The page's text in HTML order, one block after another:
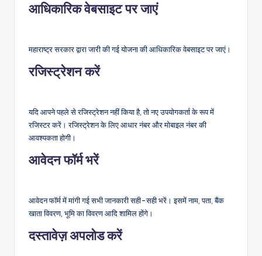
आधिकारिक वेबसाइट पर जाएं
महाराष्ट्र सरकार द्वारा जारी की गई योजना की आधिकारिक वेबसाइट पर जाएं।
रजिस्ट्रेशन करें
यदि आपने पहले से रजिस्ट्रेशन नहीं किया है, तो नए उपयोगकर्ता के रूप में
रजिस्टर करें। रजिस्ट्रेशन के लिए आधार नंबर और मोबाइल नंबर की
आवश्यकता होगी।
आवेदन फॉर्म भरें
आवेदन फॉर्म में मांगी गई सभी जानकारी सही-सही भरें। इसमें नाम, पता, बैंक
खाता विवरण, भूमि का विवरण आदि शामिल होंगे।
दस्तावेज़ अपलोड करें